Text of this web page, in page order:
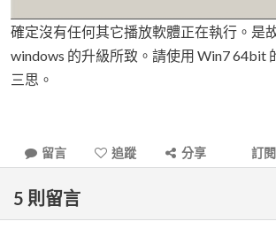
確定沒有任何其它播放軟體正在執行。是
windows 的升級所致。請使用 Win7 64bit
三思。
留言 追蹤 分享 訂閱
5 則留言